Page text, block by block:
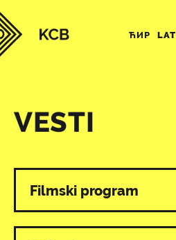
ЋИР LAT
VESTI
Svi programi
Filmski program